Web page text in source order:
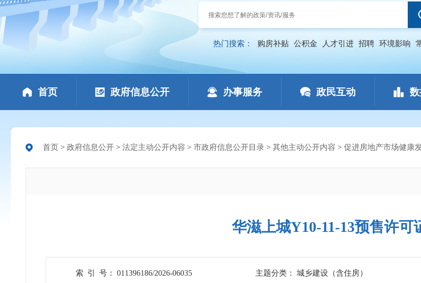
热门搜索： 购房补贴 公积金 人才引进 招聘 环境影响
首页 政府信息公开 办事服务 政民互动
首页 > 政府信息公开 > 法定主动公开内容 > 市政府信息公开目录 > 其他主动公开内容 > 促进房地产市场健康
华滋上城Y10-11-13预售许可
索 引 号： 011396186/2026-06035 主题分类： 城乡建设（含住房）